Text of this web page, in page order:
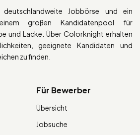
Jobbörse und ein
großen Kandidatenpool für
und Lacke. Über Colorknight erhalten
geeignete Kandidaten und
zu finden.
Für Bewerber
Übersicht
Jobsuche